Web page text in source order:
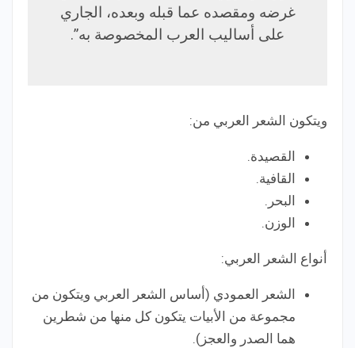
غرضه ومقصده عما قبله وبعده، الجاري
على أساليب العرب المخصوصة به”.
ويتكون الشعر العربي من:
القصيدة.
القافية.
البحر.
الوزن.
أنواع الشعر العربي:
الشعر العمودي (أساس الشعر العربي ويتكون من
مجموعة من الأبيات يتكون كل منها من شطرين
هما الصدر والعجز).